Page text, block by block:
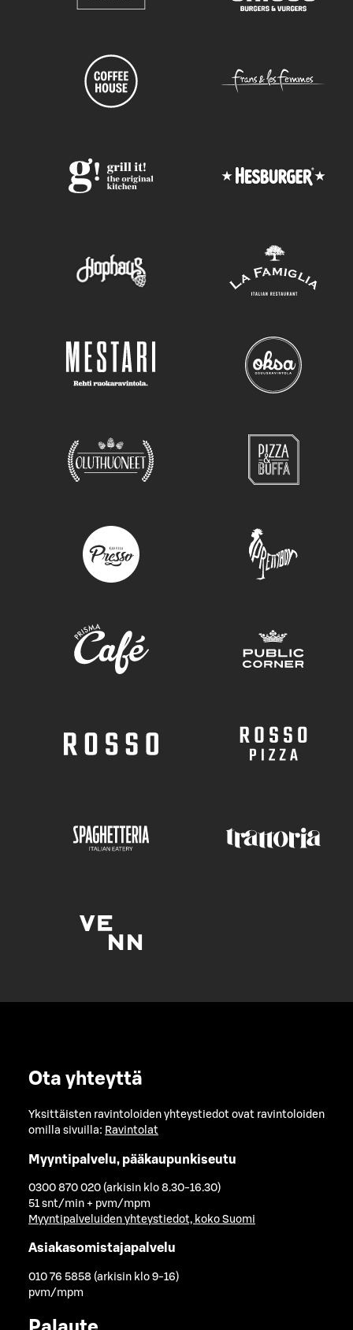
Ota yhteyttä
Yksittäisten ravintoloiden yhteystiedot ovat ravintoloiden
omilla sivuilla: Ravintolat
Myyntipalvelu, pääkaupunkiseutu
0300 870 020 (arkisin klo 8.30-16.30)
51 snt/min + pvm/mpm
Myyntipalveluiden yhteystiedot, koko Suomi
Asiakasomistajapalvelu
010 76 5858 (arkisin klo 9-16)
pvm/mpm